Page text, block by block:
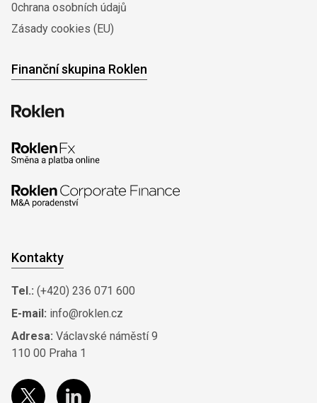
0chrana osobních údajů
Zásady cookies (EU)
Finanční skupina Roklen
Kontakty
Tel.: (+420) 236 071 600
E-mail: info@roklen.cz
Adresa: Václavské náměstí 9
110 00 Praha 1